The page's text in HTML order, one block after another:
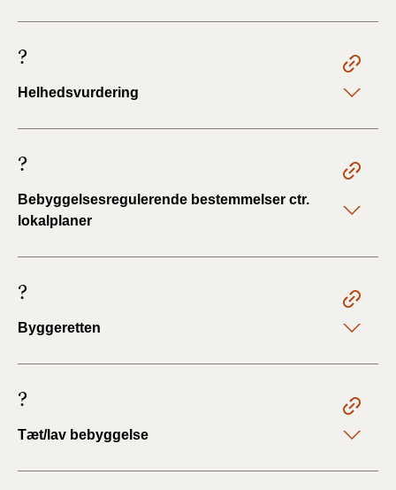
?
Helhedsvurdering
?
Bebyggelsesregulerende bestemmelser ctr.
lokalplaner
?
Byggeretten
?
Tæt/lav bebyggelse